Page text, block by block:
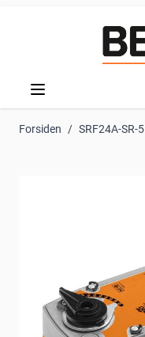
Forsiden / SRF24A-SR-5